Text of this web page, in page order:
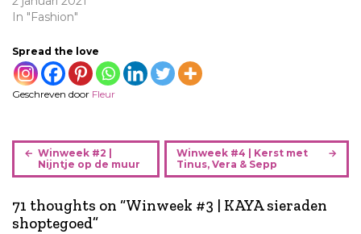
In "Fashion"
Spread the love
Geschreven door Fleur
B
r
i
c
Winweek #2 |
Nijntje op de muur
Winweek #4 | Kerst met
Tinus, Vera & Sepp
71 thoughts on “Winweek #3 | KAYA sieraden
shoptegoed”